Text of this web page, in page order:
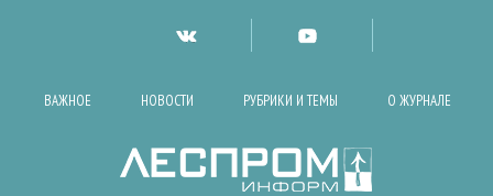
ВАЖНОЕ НОВОСТИ РУБРИКИ И ТЕМЫ О ЖУРНАЛЕ